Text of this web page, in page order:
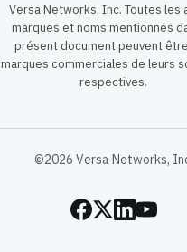
Versa Networks, Inc. Toutes les
marques et noms mentionnés
présent document peuvent
marques commerciales de leurs
respectives.
©2026 Versa Networks,